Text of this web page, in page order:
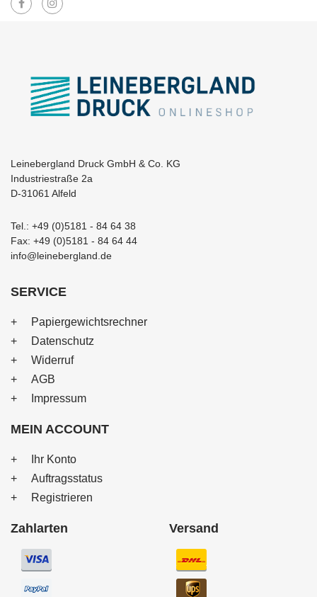
Leinebergland Druck GmbH & Co. KG
Industriestraße 2a
D-31061 Alfeld
Tel.: +49 (0)5181 - 84 64 38
Fax: +49 (0)5181 - 84 64 44
info@leinebergland.de
SERVICE
Papiergewichtsrechner
Datenschutz
Widerruf
AGB
Impressum
MEIN ACCOUNT
Ihr Konto
Auftragsstatus
Registrieren
Zahlarten Versand